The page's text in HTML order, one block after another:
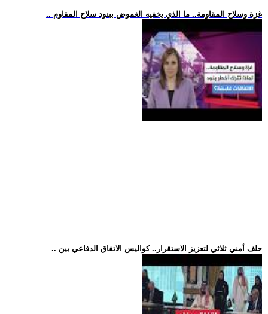
.. غزة وسلاح المقاومة.. ما الذي يخفيه الغموض ببنود سلاح المقاوم
.. حلف أمني ثلاثي لتعزيز الاستقرار.. كواليس الاتفاق الدفاعي بين